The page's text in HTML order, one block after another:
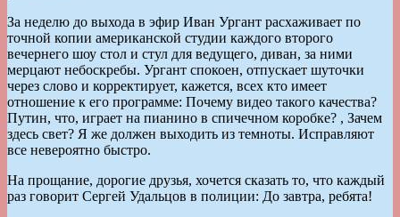
За неделю до выхода в эфир Иван Ургант расхаживает по
точной копии американской студии каждого второго
вечернего шоу стол и стул для ведущего, диван, за ними
мерцают небоскребы. Ургант спокоен, отпускает шуточки
через слово и корректирует, кажется, всех кто имеет
отношение к его программе: Почему видео такого качества?
Путин, что, играет на пианино в спичечном коробке? , Зачем
здесь свет? Я же должен выходить из темноты. Исправляют
все невероятно быстро.
На прощание, дорогие друзья, хочется сказать то, что каждый
раз говорит Сергей Удальцов в полиции: До завтра, ребята!